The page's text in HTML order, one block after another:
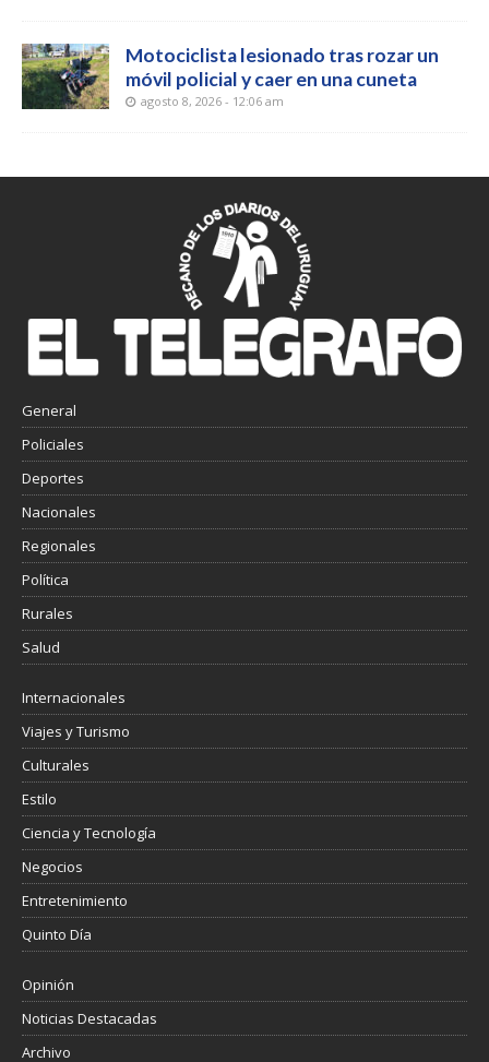
Motociclista lesionado tras rozar un
móvil policial y caer en una cuneta
agosto 8, 2026 - 12:06 am
General
Policiales
Deportes
Nacionales
Regionales
Política
Rurales
Salud
Internacionales
Viajes y Turismo
Culturales
Estilo
Ciencia y Tecnología
Negocios
Entretenimiento
Quinto Día
Opinión
Noticias Destacadas
Archivo